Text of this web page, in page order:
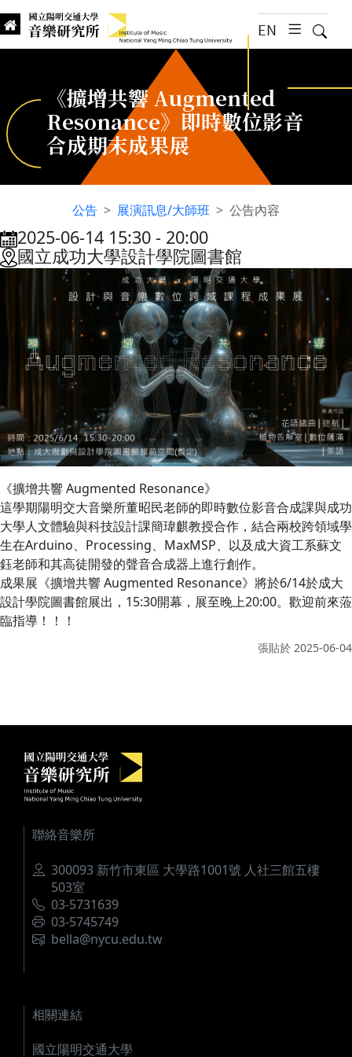
國立陽明交通大學 音樂研究所 Institute of Music, National
EN
漢堡選
《擴增共響 Augmented
Resonance》即時數位影音
合成期末成果展
公告 展演訊息/大師班
公告內容
::: 2025-06-14 15:30 ‐ 20:00
國立成功大學設計學院圖書館
《擴增共響 Augmented Resonance》
這學期陽明交大音樂所董昭民老師的即時數位影音合成課與成功
大學人文體驗與科技設計課簡瑋麒教授合作，結合兩校跨領域學
生在Arduino、Processing、MaxMSP、以及成大資工系蘇文
鈺老師和其高徒開發的聲音合成器上進行創作。
成果展《擴增共響 Augmented Resonance》將於6/14於成大
設計學院圖書館展出，15:30開幕，展至晚上20:00。歡迎前來蒞
臨指導！！！
張貼於 2025-06-04
國立陽明交通大學音樂研究所
聯絡音樂所
地址
300093 新竹市東區 大學路1001號 人社三館五樓
503室
電話
03-5731639
傳真
03-5745749
電郵
bella@nycu.edu.tw
相關連結
國立陽明交通大學